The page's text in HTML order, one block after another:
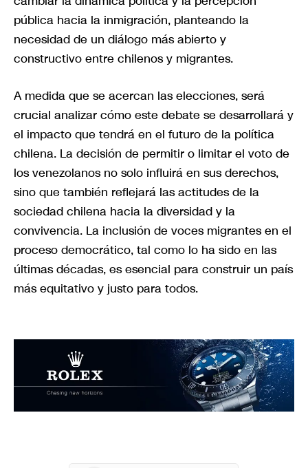
pública hacia la inmigración, planteando la
necesidad de un diálogo más abierto y
constructivo entre chilenos y migrantes.
A medida que se acercan las elecciones, será
crucial analizar cómo este debate se desarrollará y
el impacto que tendrá en el futuro de la política
chilena. La decisión de permitir o limitar el voto de
los venezolanos no solo influirá en sus derechos,
sino que también reflejará las actitudes de la
sociedad chilena hacia la diversidad y la
convivencia. La inclusión de voces migrantes en el
proceso democrático, tal como lo ha sido en las
últimas décadas, es esencial para construir un país
más equitativo y justo para todos.